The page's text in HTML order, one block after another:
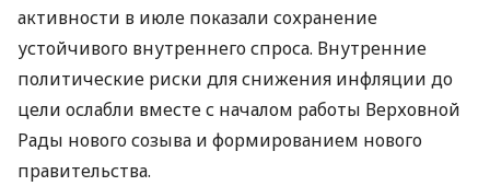
активности в июле показали сохранение
устойчивого внутреннего спроса. Внутренние
политические риски для снижения инфляции до
цели ослабли вместе с началом работы Верховной
Рады нового созыва и формированием нового
правительства.